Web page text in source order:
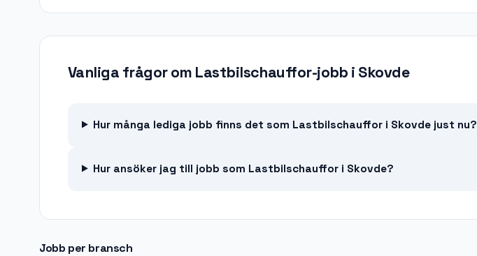
Vanliga frågor om Lastbilschauffor-jobb i Skovde
Hur många lediga jobb finns det som Lastbilschauffor i Skovde just nu?
Hur ansöker jag till jobb som Lastbilschauffor i Skovde?
Jobb per bransch